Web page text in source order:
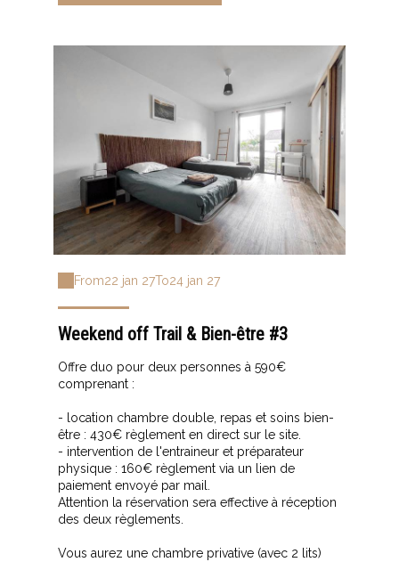
From22 jan 27To24 jan 27
Weekend off Trail & Bien-être #3
Offre duo pour deux personnes à 590€
comprenant :
- location chambre double, repas et soins bien-
être : 430€ règlement en direct sur le site.
- intervention de l'entraineur et préparateur
physique : 160€ règlement via un lien de
paiement envoyé par mail.
Attention la réservation sera effective à réception
des deux règlements.
Vous aurez une chambre privative (avec 2 lits)